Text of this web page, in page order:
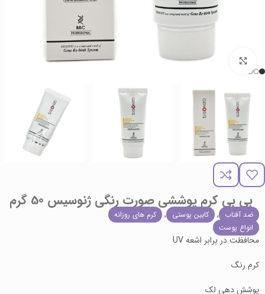
برای بزرگنمایی کلیک کنید
بی بی کرم پوششی صورت رنگی ژنوسیس 50 گرم
ضد آفتاب , کابین پوستی ,
کرم های روزانه
انواع پوست
محافظت در برابر اشعه UV
کرم رنگ
پوشش دهی لک